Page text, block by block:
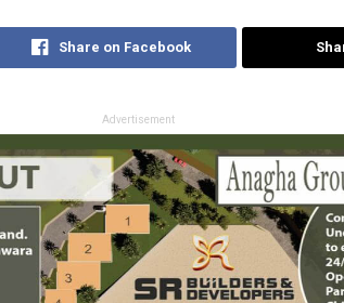
Share on Facebook
Advertisement